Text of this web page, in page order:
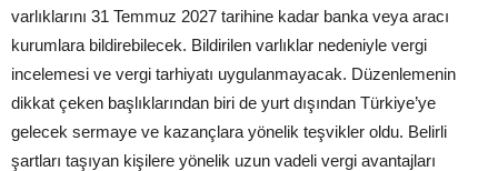
varlıklarını 31 Temmuz 2027 tarihine kadar banka veya aracı
kurumlara bildirebilecek. Bildirilen varlıklar nedeniyle vergi
incelemesi ve vergi tarhiyatı uygulanmayacak. Düzenlemenin
dikkat çeken başlıklarından biri de yurt dışından Türkiye’ye
gelecek sermaye ve kazançlara yönelik teşvikler oldu. Belirli
şartları taşıyan kişilere yönelik uzun vadeli vergi avantajları